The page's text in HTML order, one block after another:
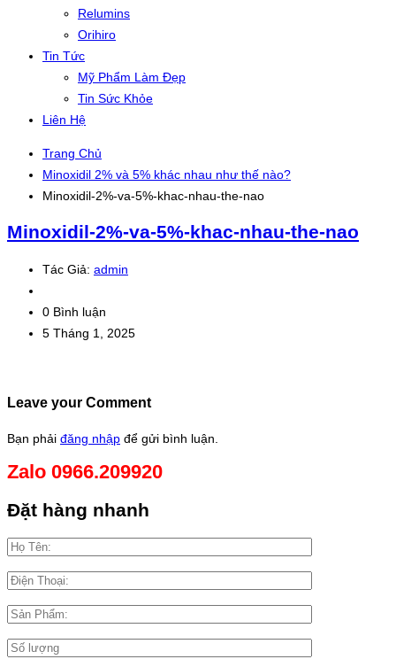
Relumins
Orihiro
Tin Tức
Mỹ Phẩm Làm Đẹp
Tin Sức Khỏe
Liên Hệ
Trang Chủ
Minoxidil 2% và 5% khác nhau như thế nào?
Minoxidil-2%-va-5%-khac-nhau-the-nao
Minoxidil-2%-va-5%-khac-nhau-the-nao
Tác Giả: admin
0 Bình luận
5 Tháng 1, 2025
Leave your Comment
Bạn phải đăng nhập để gửi bình luận.
Zalo 0966.209920
Đặt hàng nhanh